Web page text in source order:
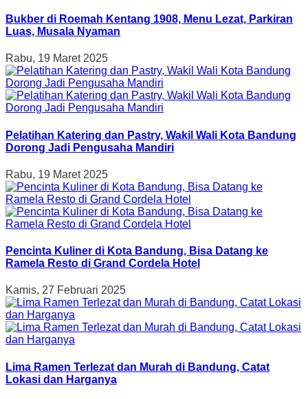
Bukber di Roemah Kentang 1908, Menu Lezat, Parkiran
Luas, Musala Nyaman
Rabu, 19 Maret 2025
Pelatihan Katering dan Pastry, Wakil Wali Kota Bandung
Dorong Jadi Pengusaha Mandiri
Rabu, 19 Maret 2025
Pencinta Kuliner di Kota Bandung, Bisa Datang ke
Ramela Resto di Grand Cordela Hotel
Kamis, 27 Februari 2025
Lima Ramen Terlezat dan Murah di Bandung, Catat
Lokasi dan Harganya